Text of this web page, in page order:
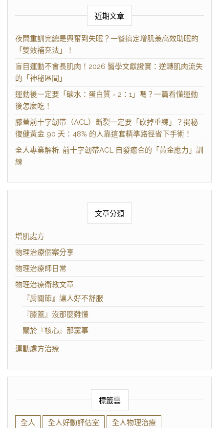
近期文章
夜間重訓完總是興奮到失眠？一餐搞定增肌兼高效助眠的
「雙效補充法」！
盲目運動不會長肌肉！2026 醫學文獻證實：逆轉肌肉流失
的「神秘區間」
運動後一定要「碳水：蛋白質 = 2：1」嗎？一篇看懂運動
後怎麼吃！
膝蓋前十字韌帶（ACL）斷裂一定要「砍掉重練」？揭秘
復健黃金 90 天：48% 的人靠這套精準路徑省下手術！
全人專業解析: 前十字韌帶ACL 自發癒合的「黃金應力」訓
練
文章分類
增肌處方
物理治療個案分享
物理治療師日常
物理治療衛教文章
『肩關節』讓人好不舒服
『膝蓋』沒那麼難懂
關於『核心』那黨事
運動處方治療
標籤雲
全人 全人好動評估室 全人物理治療